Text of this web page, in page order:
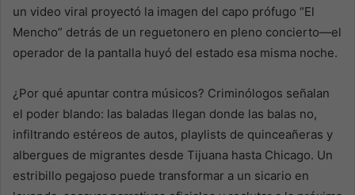
un video viral proyectó la imagen del capo prófugo “El
Mencho” detrás de un reguetonero en pleno concierto—el
operador de la pantalla huyó del estado esa misma noche.
¿Por qué apuntar contra músicos? Criminólogos señalan
el poder blando: las baladas llegan donde las balas no,
infiltrando estéreos de autos, playlists de quinceañeras y
albergues de migrantes desde Tijuana hasta Chicago. Un
estribillo pegajoso puede transformar a un sicario en